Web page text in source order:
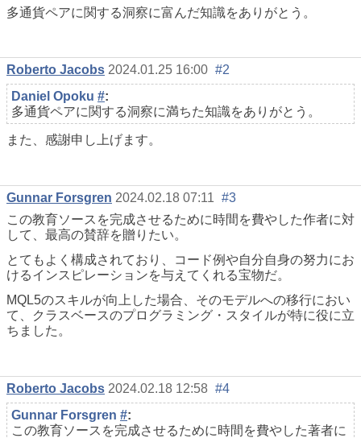
多通貨ペアに関する洞察に富んだ知識をありがとう。
Roberto Jacobs 2024.01.25 16:00 #2
Daniel Opoku #:
多通貨ペアに関する洞察に満ちた知識をありがとう。
また、感謝申し上げます。
Gunnar Forsgren 2024.02.18 07:11 #3
この教育ソースを完成させるために時間を費やした作者に対
して、最高の賛辞を贈りたい。
とてもよく構成されており、コード例や自分自身の努力にお
けるインスピレーションを与えてくれる宝物だ。
MQL5のスキルが向上した場合、そのモデルへの移行におい
て、クラスベースのプログラミング・スタイルが特に役に立
ちました。
Roberto Jacobs 2024.02.18 12:58 #4
Gunnar Forsgren #:
この教育ソースを完成させるために時間を費やした著者に